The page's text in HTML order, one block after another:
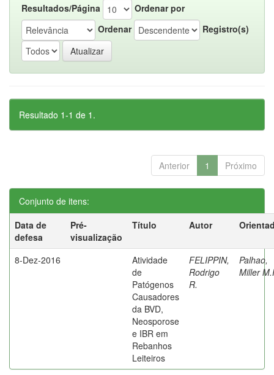
Resultados/Página
Ordenar por
Ordenar
Registro(s)
Resultado 1-1 de 1.
Anterior 1 Próximo
Conjunto de itens:
Data de
defesa
Pré-
visualização
Título Autor
8-Dez-2016
Atividade
de
Patógenos
Causadores
da BVD,
Neosporose
e IBR em
Rebanhos
Leiteiros
FELIPPIN,
Rodrigo
R.
Palhao,
Miller